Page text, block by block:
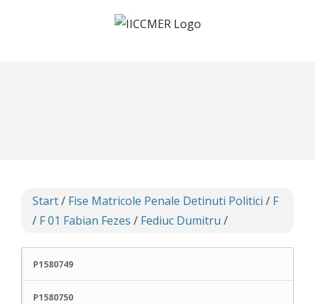
Start/ Fise Matricole Penale Detinuti Politici / F
/ F 01 Fabian Fezes / Fediuc Dumitru /
P1580749
P1580750